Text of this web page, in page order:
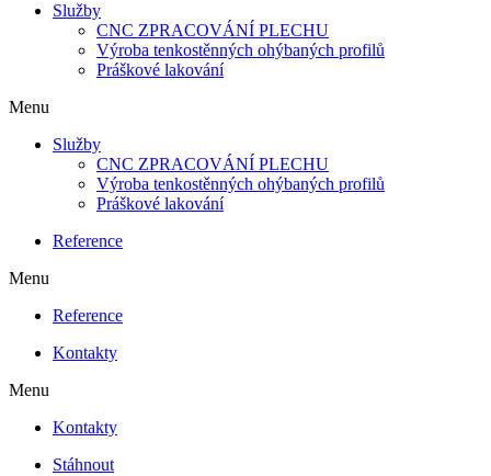
Služby
CNC ZPRACOVÁNÍ PLECHU
Výroba tenkostěnných ohýbaných profilů
Práškové lakování
Menu
Služby
CNC ZPRACOVÁNÍ PLECHU
Výroba tenkostěnných ohýbaných profilů
Práškové lakování
Reference
Menu
Reference
Kontakty
Menu
Kontakty
Stáhnout